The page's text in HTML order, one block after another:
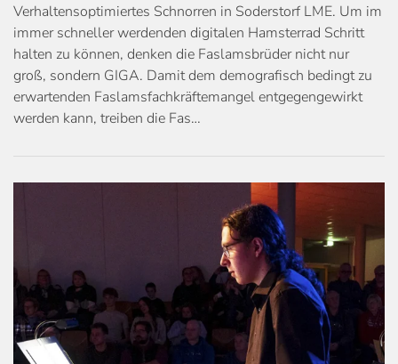
Verhaltensoptimiertes Schnorren in Soderstorf LME. Um im
immer schneller werdenden digitalen Hamsterrad Schritt
halten zu können, denken die Faslamsbrüder nicht nur
groß, sondern GIGA. Damit dem demografisch bedingt zu
erwartenden Faslamsfachkräftemangel entgegengewirkt
werden kann, treiben die Fas…